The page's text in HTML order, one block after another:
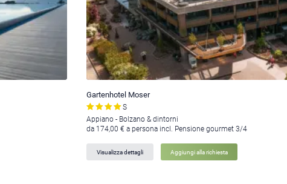
Gartenhotel Moser
S
Appiano - Bolzano & dintorni
da 174,00 € a persona incl. Pensione gourmet 3/4
Visualizza dettagli Aggiungi alla richiesta